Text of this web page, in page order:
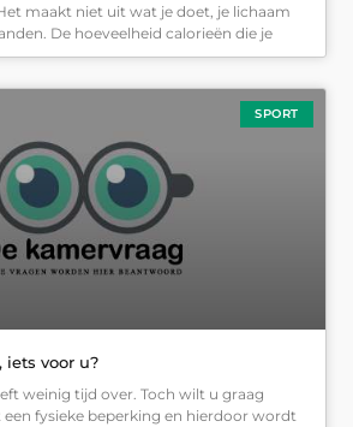
maakt niet uit wat je doet, je lichaam
De hoeveelheid calorieën die je
SPORT
iets voor u?
weinig tijd over. Toch wilt u graag
een fysieke beperking en hierdoor wordt